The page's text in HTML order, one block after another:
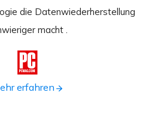
die Datenwiederherstellung
macht .

erfahren